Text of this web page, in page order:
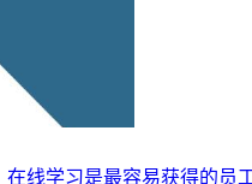
线学习是最容易获得的